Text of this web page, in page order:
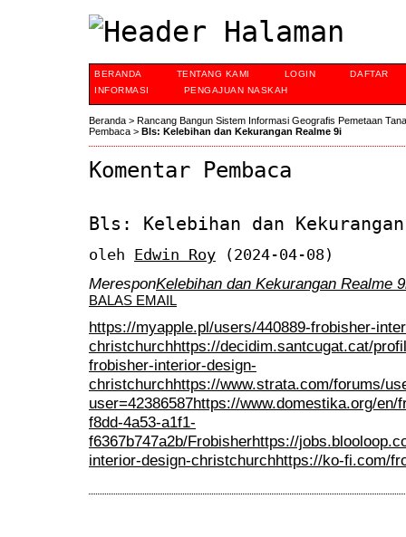
BERANDA TENTANG KAMI LOGIN
DAFTAR
INFORMASI
PENGAJUAN NASKAH
Beranda > Rancang Bangun Sistem Informasi Geografis Pemetaan
Pembaca > Bls: Kelebihan dan Kekurangan Realme 9i
Komentar Pembaca
Bls: Kelebihan dan
oleh Edwin Roy (2024-04-08)
MeresponKelebihan dan Kekurangan Realme
BALAS EMAIL
https://myapple.pl/users/440889-frobisher-
christchurchhttps://decidim.santcugat.cat/
frobisher-interior-design-
christchurchhttps://www.strata.com/forums/
user=42386587https://www.domestika.org/en/
f8dd-4a53-a1f1-
f6367b747a2b/Frobisherhttps://
interior-design-christchurchhttps://ko-fi.com/